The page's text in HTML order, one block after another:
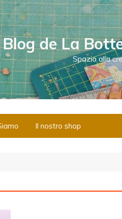
de La
Spazio alla
Il nostro shop